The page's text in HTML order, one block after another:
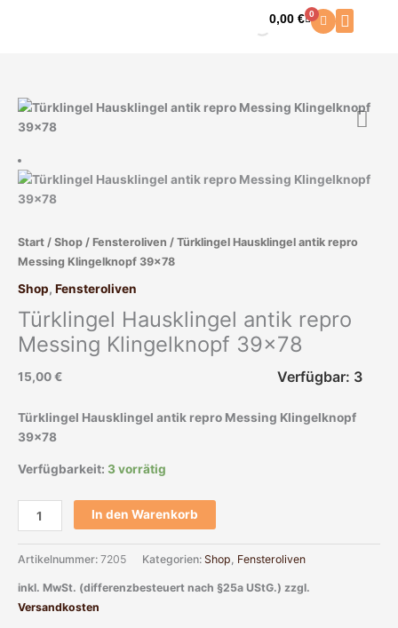
0,00€ 0
Warenkorb
Start / Shop / Fensteroliven / Türklingel Hausklingel antik repro
Messing Klingelknopf 39×78
Shop, Fensteroliven
Türklingel Hausklingel antik repro
Messing Klingelknopf 39×78
15,00€ Verfügbar: 3
Türklingel Hausklingel antik repro Messing Klingelknopf
39×78
Verfügbarkeit: 3 vorrätig
Türklingel
Hausklingel
repro
Messing
Klingelknopf
Menge
In den Warenkorb
Artikelnummer: 7205 Kategorien: Shop Fensteroliven
inkl. MwSt. (differenzbesteuert nach §25a UStG.) zzgl.
Versandkosten